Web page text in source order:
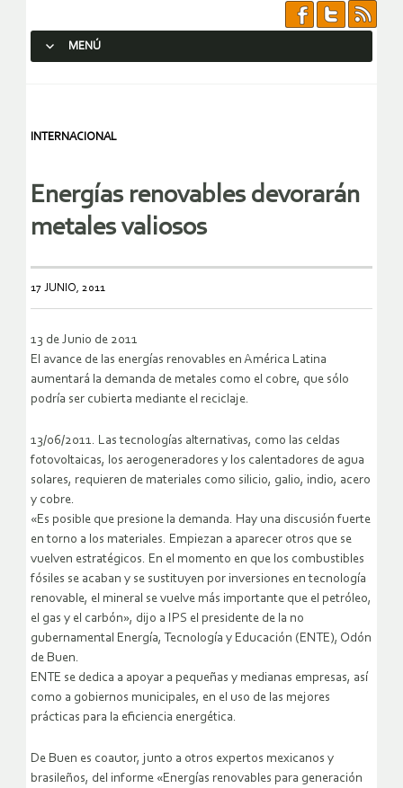
MENÚ
INTERNACIONAL
Energías renovables devorarán
metales valiosos
17 JUNIO, 2011
13 de Junio de 2011
El avance de las energías renovables en América Latina
aumentará la demanda de metales como el cobre, que sólo
podría ser cubierta mediante el reciclaje.
13/06/2011. Las tecnologías alternativas, como las celdas
fotovoltaicas, los aerogeneradores y los calentadores de agua
solares, requieren de materiales como silicio, galio, indio, acero
y cobre.
«Es posible que presione la demanda. Hay una discusión fuerte
en torno a los materiales. Empiezan a aparecer otros que se
vuelven estratégicos. En el momento en que los combustibles
fósiles se acaban y se sustituyen por inversiones en tecnología
renovable, el mineral se vuelve más importante que el petróleo,
el gas y el carbón», dijo a IPS el presidente de la no
gubernamental Energía, Tecnología y Educación (ENTE), Odón
de Buen.
ENTE se dedica a apoyar a pequeñas y medianas empresas, así
como a gobiernos municipales, en el uso de las mejores
prácticas para la eficiencia energética.
De Buen es coautor, junto a otros expertos mexicanos y
brasileños, del informe «Energías renovables para generación